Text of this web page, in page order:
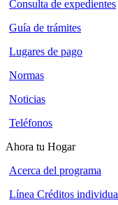
Consulta de expedientes
Guía de trámites
Lugares de pago
Normas
Noticias
Teléfonos
Ahora tu Hogar
Acerca del programa
Línea Créditos